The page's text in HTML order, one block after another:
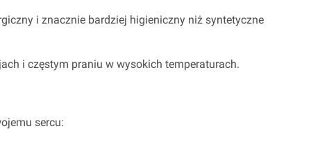
i znacznie bardziej higieniczny niż syntetyczne
i częstym praniu w wysokich temperaturach.
sercu: